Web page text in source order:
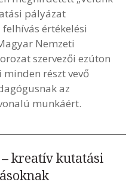
pályázat
értékelési
Nemzeti
szervezői ezúton
részt vevő
az
munkáért.
– kreatív kutatási